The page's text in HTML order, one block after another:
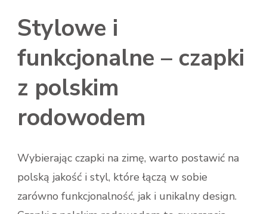
Stylowe i
funkcjonalne – czapki
z polskim
rodowodem
Wybierając czapki na zimę, warto postawić na
polską jakość i styl, które łączą w sobie
zarówno funkcjonalność, jak i unikalny design.